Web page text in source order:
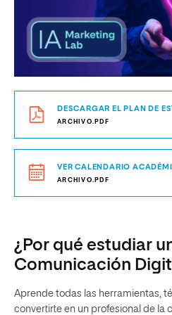
DESCARGAR EL PLAN DE
ARCHIVO.PDF
VER CALENDARIO
ARCHIVO.PDF
¿Por qué estudiar
Comunicación
Aprende todas las herramientas,
convertirte en un profesional de la